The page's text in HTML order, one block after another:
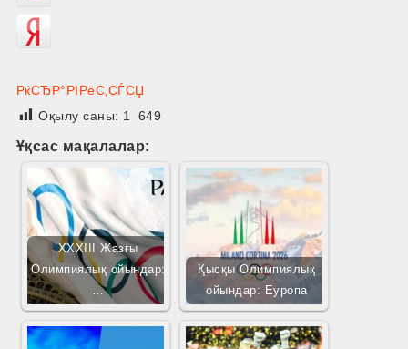
РќСЂР°РІРёС‚СЃСЏ
Оқылу саны: 1 649
Ұқсас мақалалар:
XXXIII Жазғы
Олимпиялық ойындар:
…
Қысқы Олимпиялық
ойындар: Еуропа